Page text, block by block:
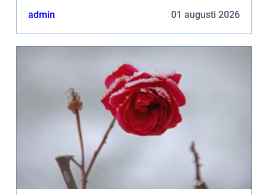
admin 01 augusti 2026